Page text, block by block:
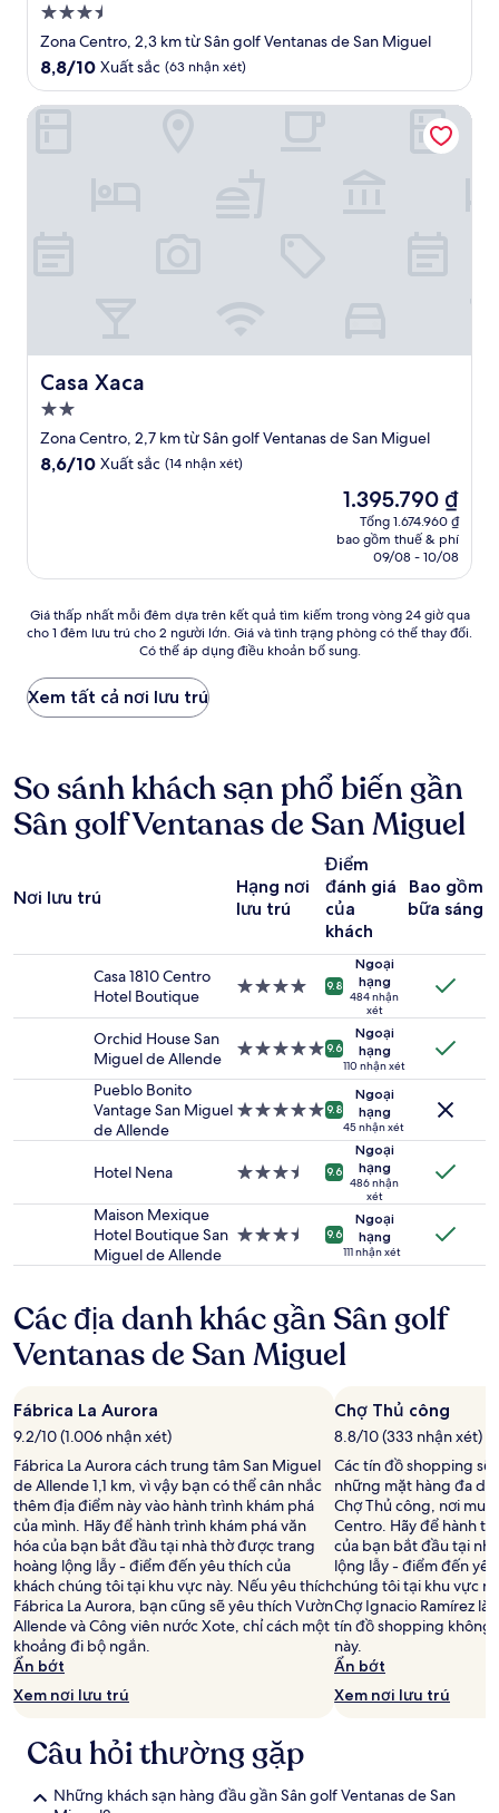
Nơi
lưu
trú
3.5
sao
Zona Centro, 2,3 km từ Sân golf Ventanas de San Miguel
8.8
trên
10,
8,8/10 Xuất sắc (63 nhận xét)
Casa Xaca
Casa Xaca
Nơi
lưu
trú
Zona Centro, 2,7 km từ Sân golf Ventanas de San Miguel
8.6
nhận
8,6/10 Xuất sắc (14 nhận xét)
Giá
hiện
tại
1.395.790 ₫
1.395.790 ₫
Tổng 1.674.960 ₫
bao gồm thuế & phí
09/08 - 10/08
Casa Xaca
Giá
thấp
mỗi
đêm
dựa
quả
tìm
kiếm
trong
giờ
1
trú
người
và
thể
dụng
bổ
sung.
Giá thấp nhất mỗi đêm dựa trên kết quả tìm kiếm trong vòng 24 giờ qua
cho 1 đêm lưu trú cho 2 người lớn. Giá và tình trạng phòng có thể thay đổi.
Có thể áp dụng điều khoản bổ sung.
Xem tất cả nơi lưu trú
So sánh khách sạn phổ biến gần
Sân golf Ventanas de San Miguel
Nơi lưu trú
Hạng nơi
lưu trú
Điểm
đánh giá
của
khách
Bao gồm
bữa sáng
Casa 1810 Centro
Hotel Boutique
Nơi
4.0
9.8
Ngoại
hạng
484 nhận
xét
Orchid House San
Miguel de Allende
Nơi
5.0
9.6
Ngoại
hạng
110 nhận xét
Pueblo Bonito
Vantage San Miguel
de Allende
Nơi
5.0
9.8
Ngoại
hạng
45 nhận xét
Hotel Nena
Nơi
3.5
9.6
Ngoại
hạng
486 nhận
xét
Maison Mexique
Hotel Boutique San
Miguel de Allende
Nơi
sao
9.6
Ngoại
hạng
111 nhận xét
Các địa danh khác gần Sân golf
Ventanas de San Miguel
Fábrica La Aurora
9.2/10 (1.006 nhận xét)
Fábrica La Aurora cách trung tâm San Miguel
de Allende 1,1 km, vì vậy bạn có thể cân nhắc
thêm địa điểm này vào hành trình khám phá
của mình. Hãy để hành trình khám phá văn
hóa của bạn bắt đầu tại nhà thờ được trang
hoàng lộng lẫy - điểm đến yêu thích của
khách chúng tôi tại khu vực này. Nếu yêu thích
Fábrica La Aurora, bạn cũng sẽ yêu thích Vườn
Allende và Công viên nước Xote, chỉ cách một
khoảng đi bộ ngắn.
Ẩn bớt
Xem nơi lưu trú
Chợ Thủ công
8.8/10 (333 nhận xét)
Các tín đồ shopping
những mặt hàng đa
Chợ Thủ công, nơi
Centro. Hãy để hành
của bạn bắt đầu tại
lộng lẫy - điểm đến
chúng tôi tại khu vực
Chợ Ignacio Ramírez
tín đồ shopping không
này.
Ẩn bớt
Xem nơi lưu trú
Câu hỏi thường gặp
Những khách sạn hàng đầu gần Sân golf Ventanas de San